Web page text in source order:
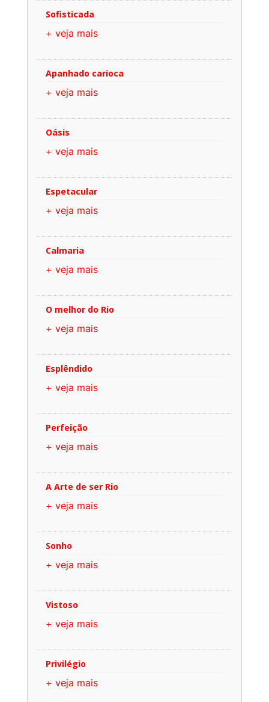
Sofisticada
+ veja mais
Apanhado carioca
+ veja mais
Oásis
+ veja mais
Espetacular
+ veja mais
Calmaria
+ veja mais
O melhor do Rio
+ veja mais
Esplêndido
+ veja mais
Perfeição
+ veja mais
A Arte de ser Rio
+ veja mais
Sonho
+ veja mais
Vistoso
+ veja mais
Privilégio
+ veja mais